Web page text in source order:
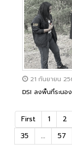
21 กันยายน
DSI ลงพื้นที่ระน
First 1 2
35
... 57